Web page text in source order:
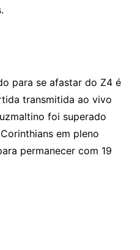
para se afastar do Z4 é
transmitida ao vivo
foi superado
em pleno
permanecer com 19